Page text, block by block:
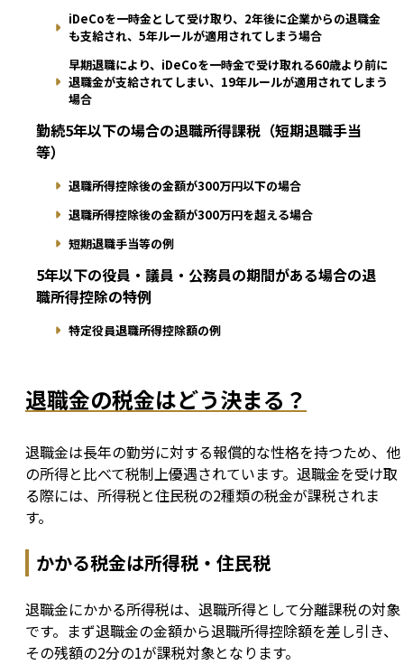
iDeCoを一時金として受け取り、2年後に企業からの退職金
も支給され、5年ルールが適用されてしまう場合
早期退職により、iDeCoを一時金で受け取れる60歳より前に
退職金が支給されてしまい、19年ルールが適用されてしまう
場合
勤続5年以下の場合の退職所得課税（短期退職手当
等）
退職所得控除後の金額が300万円以下の場合
退職所得控除後の金額が300万円を超える場合
短期退職手当等の例
5年以下の役員・議員・公務員の期間がある場合の退
職所得控除の特例
特定役員退職所得控除額の例
退職金の税金はどう決まる？
退職金は長年の勤労に対する報償的な性格を持つため、他
の所得と比べて税制上優遇されています。退職金を受け取
る際には、所得税と住民税の2種類の税金が課税されま
す。
かかる税金は所得税・住民税
退職金にかかる所得税は、退職所得として分離課税の対象
です。まず退職金の金額から退職所得控除額を差し引き、
その残額の2分の1が課税対象となります。